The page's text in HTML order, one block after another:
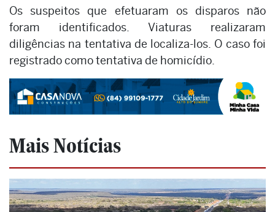
Os suspeitos que efetuaram os disparos não
foram identificados. Viaturas realizaram
diligências na tentativa de localiza-los. O caso foi
registrado como tentativa de homicídio.
Mais Notícias